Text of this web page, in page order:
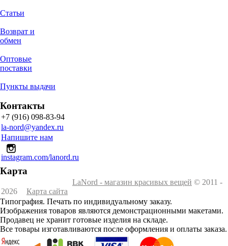
Статьи
Возврат и
обмен
Оптовые
поставки
Пункты выдачи
Контакты
+7 (916) 098-83-94
la-nord@yandex.ru
Напишите нам
instagram.com/lanord.ru
Карта
LaNord - магазин красивых вещей © 2011 -
2026
Карта сайта
Типография. Печать по индивидуальному заказу.
Изображения товаров являются демонстрационными макетами.
Продавец не хранит готовые изделия на складе.
Все товары изготавливаются после оформления и оплаты заказа.